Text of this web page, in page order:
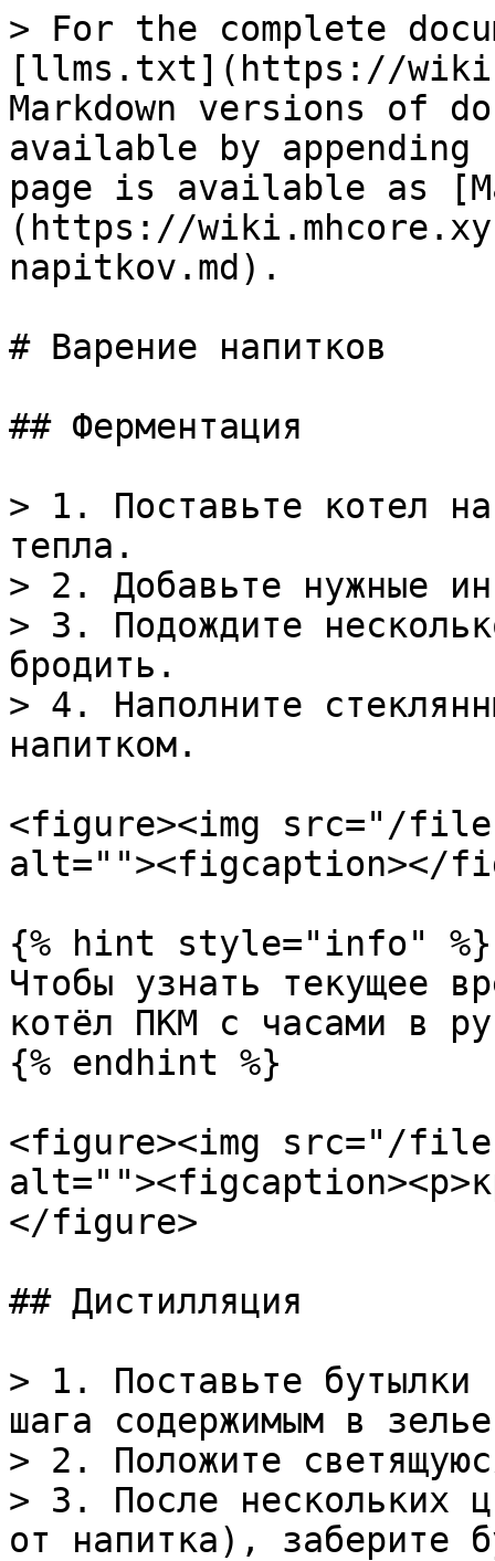
> For the complete
[llms.txt](https://
Markdown versions of
available by
page is available as
(https://
napitkov.md).
# Варение напитков
## Ферментация
> 1. Поставьте котел
тепла.
> 2. Добавьте нужные
> 3. Подождите
бродить.
> 4. Наполните
напитком.
<figure><img src="/files/
alt=""><figcaption></
{% hint style="info" %}
Чтобы узнать текущее
котёл ПКМ с часами в
{% endhint %}
<figure><img src="/files/
</figure>
## Дистилляция
> 1. Поставьте бутылки
шага содержимым в
> 2. Положите
> 3. После нескольких
от напитка), заберите